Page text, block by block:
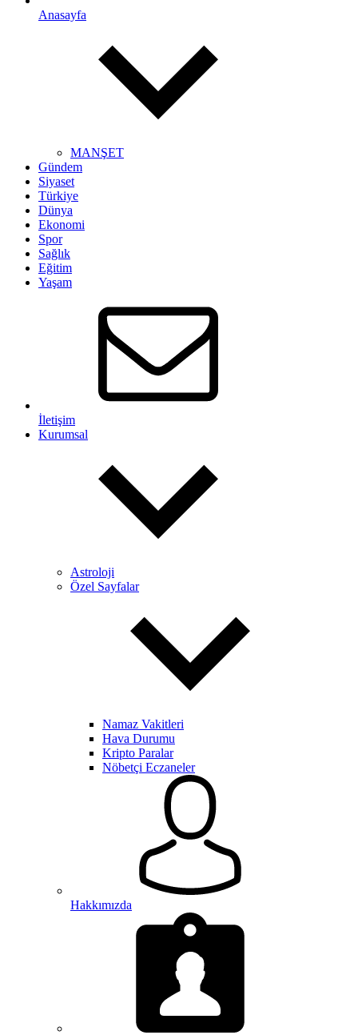
Anasayfa
MANŞET
Gündem
Siyaset
Türkiye
Dünya
Ekonomi
Spor
Sağlık
Eğitim
Yaşam
İletişim
Kurumsal
Astroloji
Özel Sayfalar
Namaz Vakitleri
Hava Durumu
Kripto Paralar
Nöbetçi Eczaneler
Hakkımızda